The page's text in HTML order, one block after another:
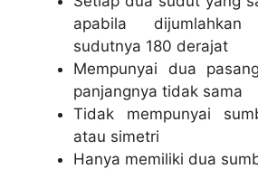
apabila
sudutnya 180 derajat
Mempunyai dua
panjangnya tidak sama
Tidak mempunyai
atau simetri
Hanya memiliki dua